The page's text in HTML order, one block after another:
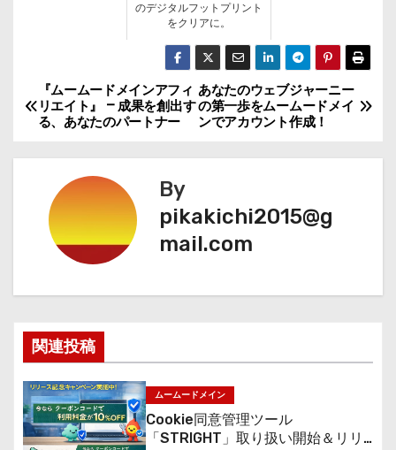
のデジタルフットプリント
をクリアに。
投
稿
ビ
ゲ
シ
ョ
ン
あなたのウェブジャーニー
の第一歩をムームードメイ
ンでアカウント作成！
『ムームードメインアフィ
リエイト』 – 成果を創出す
る、あなたのパートナー
By
pikakichi2015@g
mail.com
関連投稿
ムームードメイン
Cookie同意管理ツール
「STRIGHT」取り扱い開始＆リリ